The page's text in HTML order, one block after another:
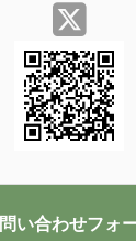
い合わせフォ